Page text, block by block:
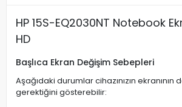
HP 15S-EQ2030NT Notebook
HD
Başlıca Ekran Değişim Sebepleri
Aşağıdaki durumlar cihazınızın ekranının
gerektiğini gösterebilir: